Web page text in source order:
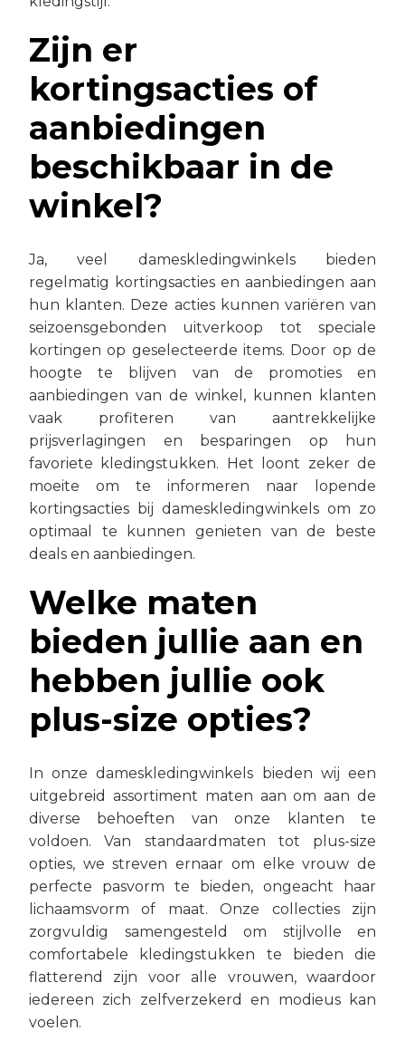
Zijn er
kortingsacties of
aanbiedingen
beschikbaar in de
winkel?
Ja, veel dameskledingwinkels bieden
regelmatig kortingsacties en aanbiedingen aan
hun klanten. Deze acties kunnen variëren van
seizoensgebonden uitverkoop tot speciale
kortingen op geselecteerde items. Door op de
hoogte te blijven van de promoties en
aanbiedingen van de winkel, kunnen klanten
vaak profiteren van aantrekkelijke
prijsverlagingen en besparingen op hun
favoriete kledingstukken. Het loont zeker de
moeite om te informeren naar lopende
kortingsacties bij dameskledingwinkels om zo
optimaal te kunnen genieten van de beste
deals en aanbiedingen.
Welke maten
bieden jullie aan en
hebben jullie ook
plus-size opties?
In onze dameskledingwinkels bieden wij een
uitgebreid assortiment maten aan om aan de
diverse behoeften van onze klanten te
voldoen. Van standaardmaten tot plus-size
opties, we streven ernaar om elke vrouw de
perfecte pasvorm te bieden, ongeacht haar
lichaamsvorm of maat. Onze collecties zijn
zorgvuldig samengesteld om stijlvolle en
comfortabele kledingstukken te bieden die
flatterend zijn voor alle vrouwen, waardoor
iedereen zich zelfverzekerd en modieus kan
voelen.